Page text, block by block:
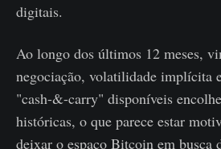
digitais.
Ao longo dos últimos 12 meses,
negociação, volatilidade implícita
"cash-&-carry" disponíveis
históricas, o que parece estar
deixar o espaço Bitcoin em busca